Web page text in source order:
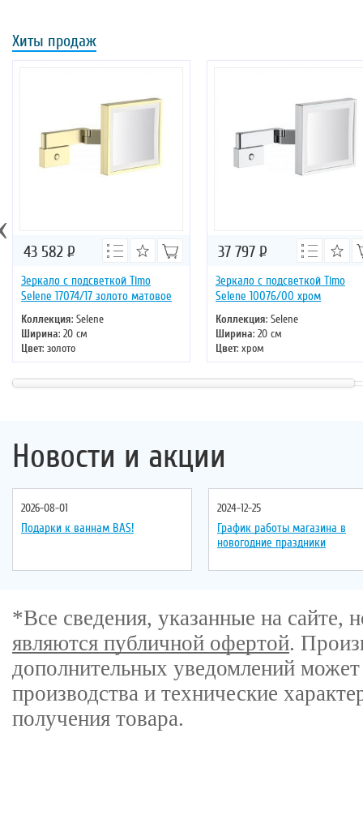
Хиты продаж
Зеркало с подсветкой Timo
Selene 17074/17 золото матовое
Коллекция: Selene
Ширина: 20 см
Цвет: золото
Форма: квадратная
43 582 Р
Зеркало с подсветкой Timo
Selene 10076/00 хром
Коллекция: Selene
Ширина: 20 см
Цвет: хром
Форма: квадратная
37 797 Р
Новости и акции
2026-08-01
Подарки к ваннам BAS!
2024-12-25
График работы магазина в
новогодние праздники
*Все сведения, указанные на
являются публичной офертой.
дополнительных уведомлений
производства и технические
получения товара.